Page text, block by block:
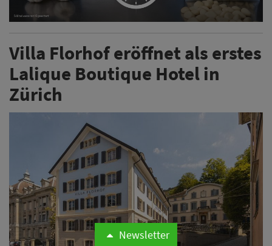
Villa Florhof eröffnet als erstes
Lalique Boutique Hotel in
Zürich
Newsletter